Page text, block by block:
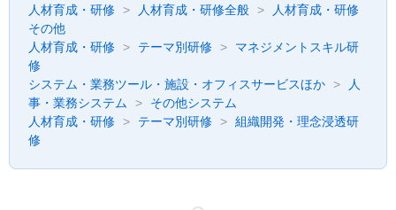
人材育成・研修
人材育成・研修全般
人材育成・研修
その他
人材育成・研修
テーマ別研修
マネジメントスキル研
修
システム・業務ツール・施設・オフィスサービスほか
人
事・業務システム
その他システム
人材育成・研修
テーマ別研修
組織開発・理念浸透研
修